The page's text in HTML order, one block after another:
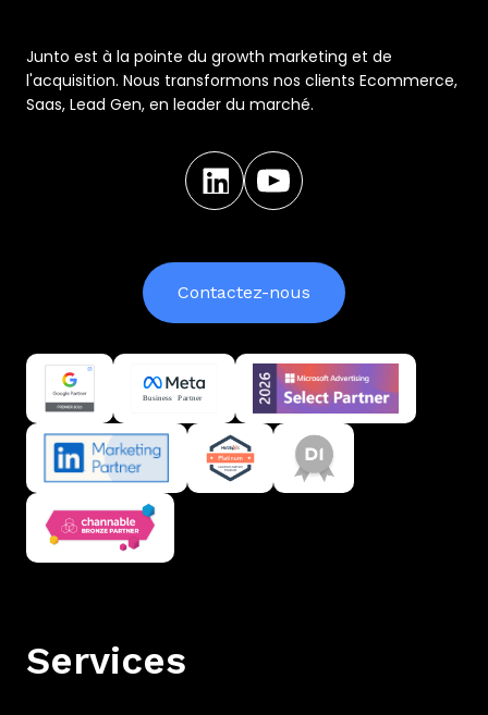
Junto est à la pointe du growth marketing et de
l'acquisition. Nous transformons nos clients Ecommerce,
Saas, Lead Gen, en leader du marché.
Contactez-nous
Services